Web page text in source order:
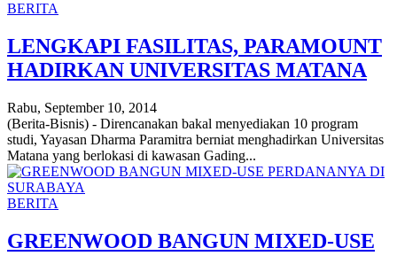
BERITA
LENGKAPI FASILITAS, PARAMOUNT
HADIRKAN UNIVERSITAS MATANA
Rabu, September 10, 2014
(Berita-Bisnis) - Direncanakan bakal menyediakan 10 program
studi, Yayasan Dharma Paramitra berniat menghadirkan Universitas
Matana yang berlokasi di kawasan Gading...
BERITA
GREENWOOD BANGUN MIXED-USE